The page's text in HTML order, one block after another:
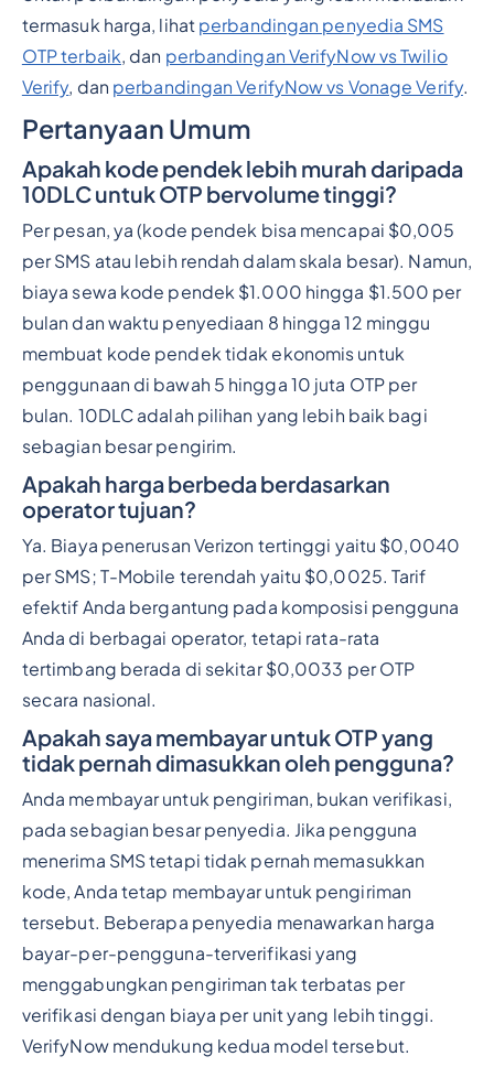
termasuk harga, lihat perbandingan penyedia SMS
OTP terbaik, dan perbandingan VerifyNow vs Twilio
Verify, dan perbandingan VerifyNow vs Vonage Verify.
Pertanyaan Umum
Apakah kode pendek lebih murah daripada
10DLC untuk OTP bervolume tinggi?
Per pesan, ya (kode pendek bisa mencapai $0,005
per SMS atau lebih rendah dalam skala besar). Namun,
biaya sewa kode pendek $1.000 hingga $1.500 per
bulan dan waktu penyediaan 8 hingga 12 minggu
membuat kode pendek tidak ekonomis untuk
penggunaan di bawah 5 hingga 10 juta OTP per
bulan. 10DLC adalah pilihan yang lebih baik bagi
sebagian besar pengirim.
Apakah harga berbeda berdasarkan
operator tujuan?
Ya. Biaya penerusan Verizon tertinggi yaitu $0,0040
per SMS; T-Mobile terendah yaitu $0,0025. Tarif
efektif Anda bergantung pada komposisi pengguna
Anda di berbagai operator, tetapi rata-rata
tertimbang berada di sekitar $0,0033 per OTP
secara nasional.
Apakah saya membayar untuk OTP yang
tidak pernah dimasukkan oleh pengguna?
Anda membayar untuk pengiriman, bukan verifikasi,
pada sebagian besar penyedia. Jika pengguna
menerima SMS tetapi tidak pernah memasukkan
kode, Anda tetap membayar untuk pengiriman
tersebut. Beberapa penyedia menawarkan harga
bayar-per-pengguna-terverifikasi yang
menggabungkan pengiriman tak terbatas per
verifikasi dengan biaya per unit yang lebih tinggi.
VerifyNow mendukung kedua model tersebut.